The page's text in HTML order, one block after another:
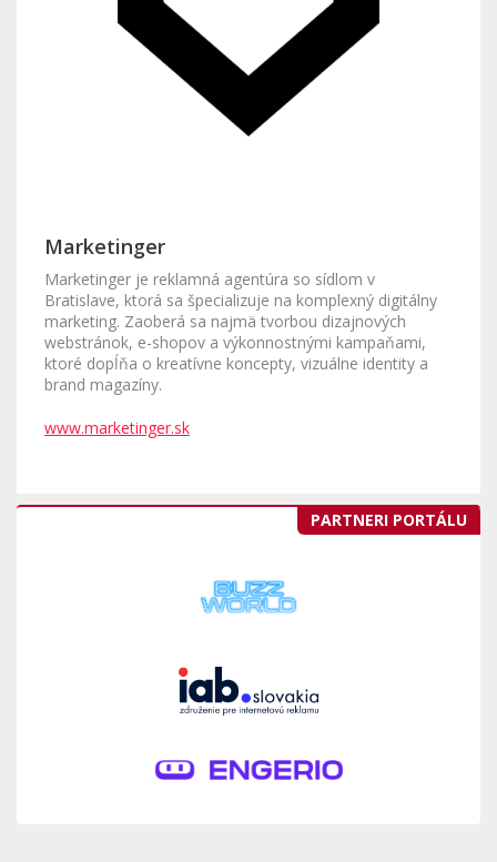
Marketinger
Marketinger je reklamná agentúra so sídlom v
Bratislave, ktorá sa špecializuje na komplexný digitálny
marketing. Zaoberá sa najmä tvorbou dizajnových
webstránok, e-shopov a výkonnostnými kampaňami,
ktoré dopĺňa o kreatívne koncepty, vizuálne identity a
brand magazíny.
www.marketinger.sk
PARTNERI PORTÁLU